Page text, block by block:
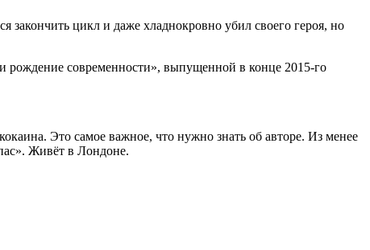
цикл и даже хладнокровно убил своего героя, но
современности», выпущенной в конце 2015-го
Это самое важное, что нужно знать об авторе. Из менее
Живёт в Лондоне.